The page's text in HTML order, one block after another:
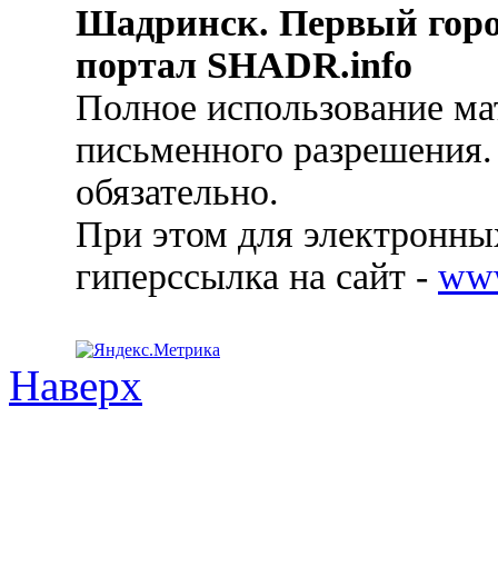
Шадринск. Первый
портал SHADR.info
Полное использование
письменного
обязательно.
При этом для
гиперссылка на сайт -
Наверх